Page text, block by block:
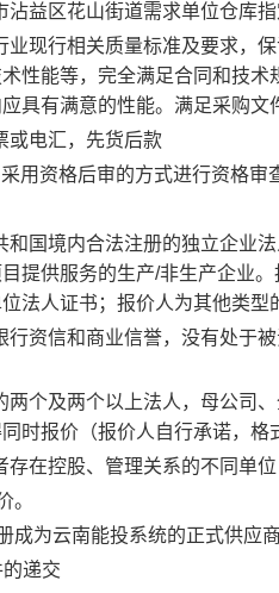
沾益区花山街道需求单位仓库
业现行相关质量标准及要求，
性能等，完全满足合同和技
具有满意的性能。满足采购
或电汇，先货后款
用资格后审的方式进行资格审
和国境内合法注册的独立企业
提供服务的生产/非生产企业。
法人证书；报价人为其他类型
行资信和商业信誉，没有处于
两个及两个以上法人，母公司
时报价（报价人自行承诺，格
存在控股、管理关系的不同单
。
成为云南能投系统的正式供应
递交